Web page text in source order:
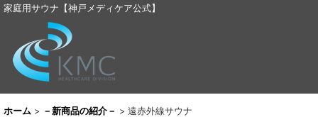
家庭用サウナ【神戸メディケア公式】
ホーム > －新商品の紹介－ > 遠赤外線サウナ